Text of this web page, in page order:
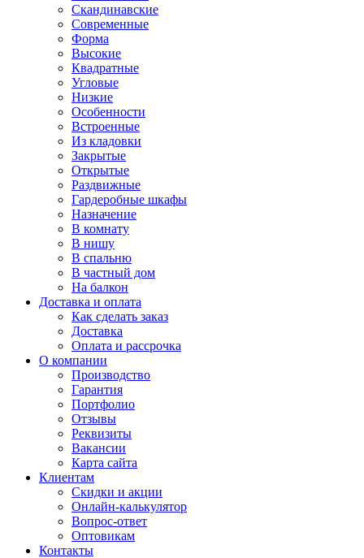
Скандинавские
Современные
Форма
Высокие
Квадратные
Угловые
Низкие
Особенности
Встроенные
Из кладовки
Закрытые
Открытые
Раздвижные
Гардеробные шкафы
Назначение
В комнату
В нишу
В спальню
В частный дом
На балкон
Доставка и оплата
Как сделать заказ
Доставка
Оплата и рассрочка
О компании
Производство
Гарантия
Портфолио
Отзывы
Реквизиты
Вакансии
Карта сайта
Клиентам
Скидки и акции
Онлайн-калькулятор
Вопрос-ответ
Оптовикам
Контакты